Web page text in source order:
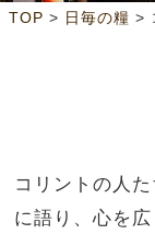
TOP > 日毎の糧 >
コリントの人
に語り、心を広